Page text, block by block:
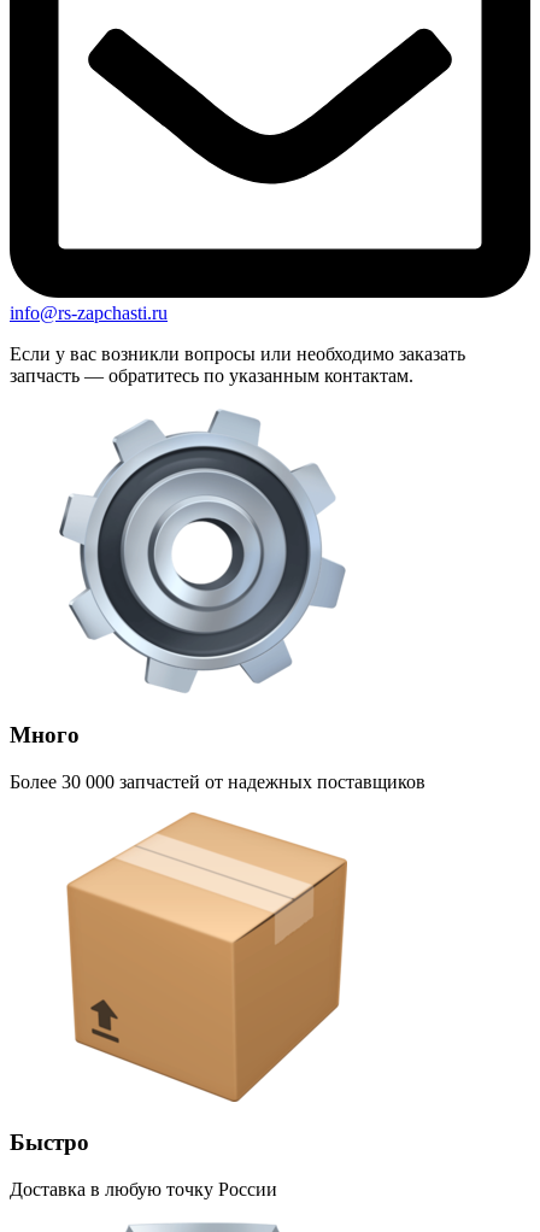
info@rs-zapchasti.ru
Если у вас возникли вопросы или необходимо заказать
запчасть — обратитесь по указанным контактам.
Много
Более 30 000 запчастей от надежных поставщиков
Быстро
Доставка в любую точку России